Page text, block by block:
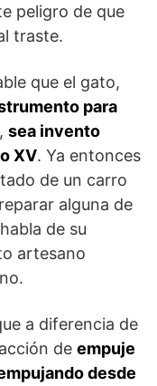
peligro de que
traste.
que el gato,
para
, sea invento
XV. Ya entonces
de un carro
alguna de
habla de su
artesano
a diferencia de
de empuje
desde